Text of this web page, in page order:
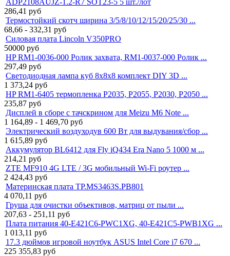
286,41 руб
Термостойкий скотч ширина 3/5/8/10/12/15/20/25/30 ...
68,66 - 332,31 руб
Силовая плата Lincoln V350PRO
50000 руб
HP RM1-0036-000 Ролик захвата, RM1-0037-000 Ролик ...
297,49 руб
Светодиодная лампа куб 8x8x8 комплект DIY 3D ...
1 373,24 руб
HP RM1-6405 термопленка P2035, P2055, P2030, P2050 ...
235,87 руб
Дисплей в сборе с тачскрином для Meizu M6 Note ...
1 164,89 - 1 469,70 руб
Электрический воздуходув 600 Вт для выдувания/сбор ...
1 615,89 руб
Аккумулятор BL6412 для Fly iQ434 Era Nano 5 1000 м ...
214,21 руб
ZTE MF910 4G LTE / 3G мобильный Wi-Fi роутер ...
2 424,43 руб
Материнская плата TP.MS3463S.PB801
4 070,11 руб
Груша для очистки объективов, матриц от пыли ...
207,63 - 251,11 руб
Плата питания 40-E421C6-PWC1XG, 40-E421C5-PWB1XG ...
1 013,11 руб
17.3 дюймов игровой ноутбук ASUS Intel Core i7 670 ...
225 355,83 руб